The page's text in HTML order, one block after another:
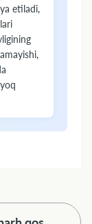
etiladi,